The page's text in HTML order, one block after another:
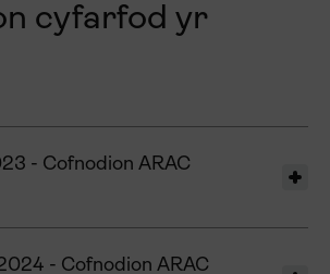
cyfarfod yr
- Cofnodion ARAC
- Cofnodion ARAC